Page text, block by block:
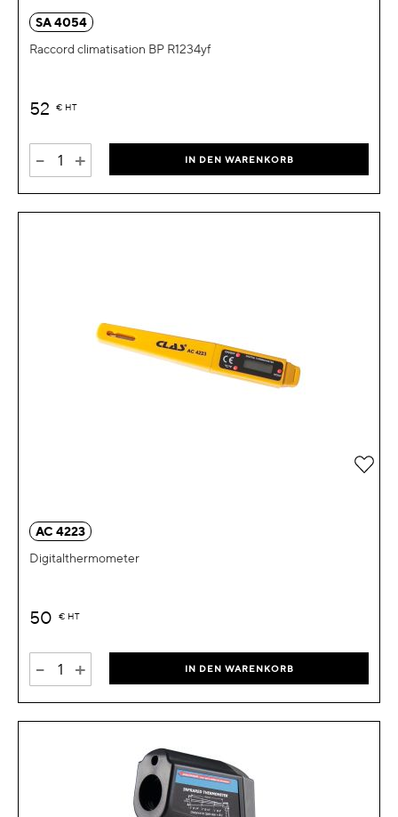
SA 4054
Raccord climatisation BP R1234yf
52 € HT
- + IN DEN WARENKORB
AC 4223
Digitalthermometer
50 € HT
- + IN DEN WARENKORB
Zur